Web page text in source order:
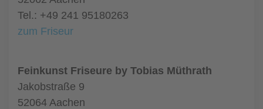
Tel.: +49 241 95180263
zum Friseur
Feinkunst Friseure by Tobias Müthrath
Jakobstraße 9
52064 Aachen